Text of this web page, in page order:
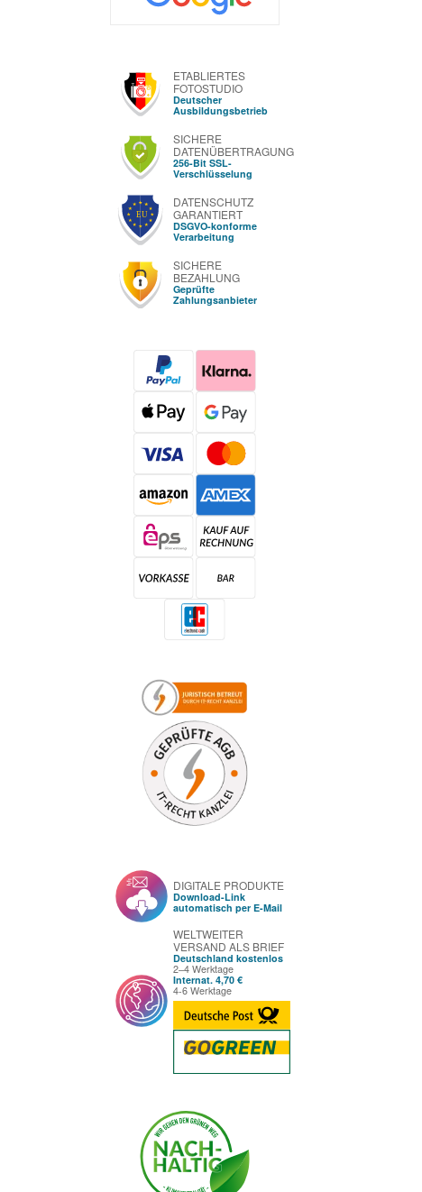
ETABLIERTES
FOTOSTUDIO
Deutscher
Ausbildungsbetrieb
SICHERE
DATENÜBERTRAGUNG
256-Bit SSL-
Verschlüsselung
DATENSCHUTZ
GARANTIERT
DSGVO-konforme
Verarbeitung
SICHERE
BEZAHLUNG
Geprüfte
Zahlungsanbieter
DIGITALE PRODUKTE
Download-Link
automatisch per E-Mail
WELTWEITER
VERSAND ALS BRIEF
Deutschland kostenlos
2–4 Werktage
Internat. 4,70 €
4-6 Werktage